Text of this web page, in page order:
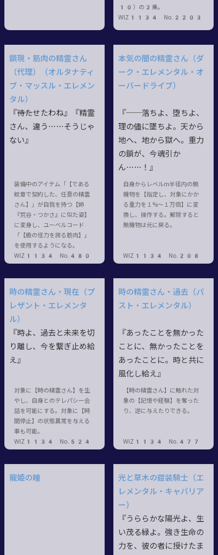
10）の2乗。
WIZ1134 No.2203
顕現・筋肉の精霊さん
（代理）（オルタナティ
ブ・マッスル・エレメン
タル）
『――待たせたわね』『精霊
さん、違う……そうじゃ
ない』
装備中のアイテム「【である
紋章で契約した、任意の精霊
さん】」が自我を持つ【姉
『荒谷・つかさ』に似た姿】
に変身し、ユーベルコード
「【級の怪力を誇る筋肉】」
を使用するようになる。
WIZ1134 No.480
本気の闇の精霊さん（ダ
ーク・エレメンタル・オ
ーバードライブ）
『──落ちよ、堕ちよ、
理の儘に墜ちよ。天から
地へ、地から獄へ。重力
の鎖が、今魂引か
ん……！』
自身からレベルm半径内の無
機物を【指定し、対象にかか
る重力を１%～１万倍】に変
換し、操作する。解除すると
無機物は元に戻る。
WIZ1134 No.208
時の精霊さん・現在（プ
レザント・エレメンタ
ル）
『時よ、過去と未来を切
り離し、今を繋ぎ止め給
え』
対象に【時の精霊さん】を生
やし、自身とのテレパシー会
話を可能にする。対象に【時
間停止】の状態異常を与える
事も可能。
WIZ1134 No.524
時の精霊さん・過去（パ
スト・エレメンタル）
『あったことを無かった
ことに、無かったことを
あったことに。時と共に
風化し給え』
【時の精霊さん】に触れた対
象の【記憶や経験】を奪った
り、逆に与えたりできる。
WIZ1134 No.477
寵姫の瞳
光と草木の鎧装騎士（エ
レメンタル・キャバリア
ー）
『うららかな陽光よ、生
い茂る緑よ。強き生命の
力を、彼の者に授けたま